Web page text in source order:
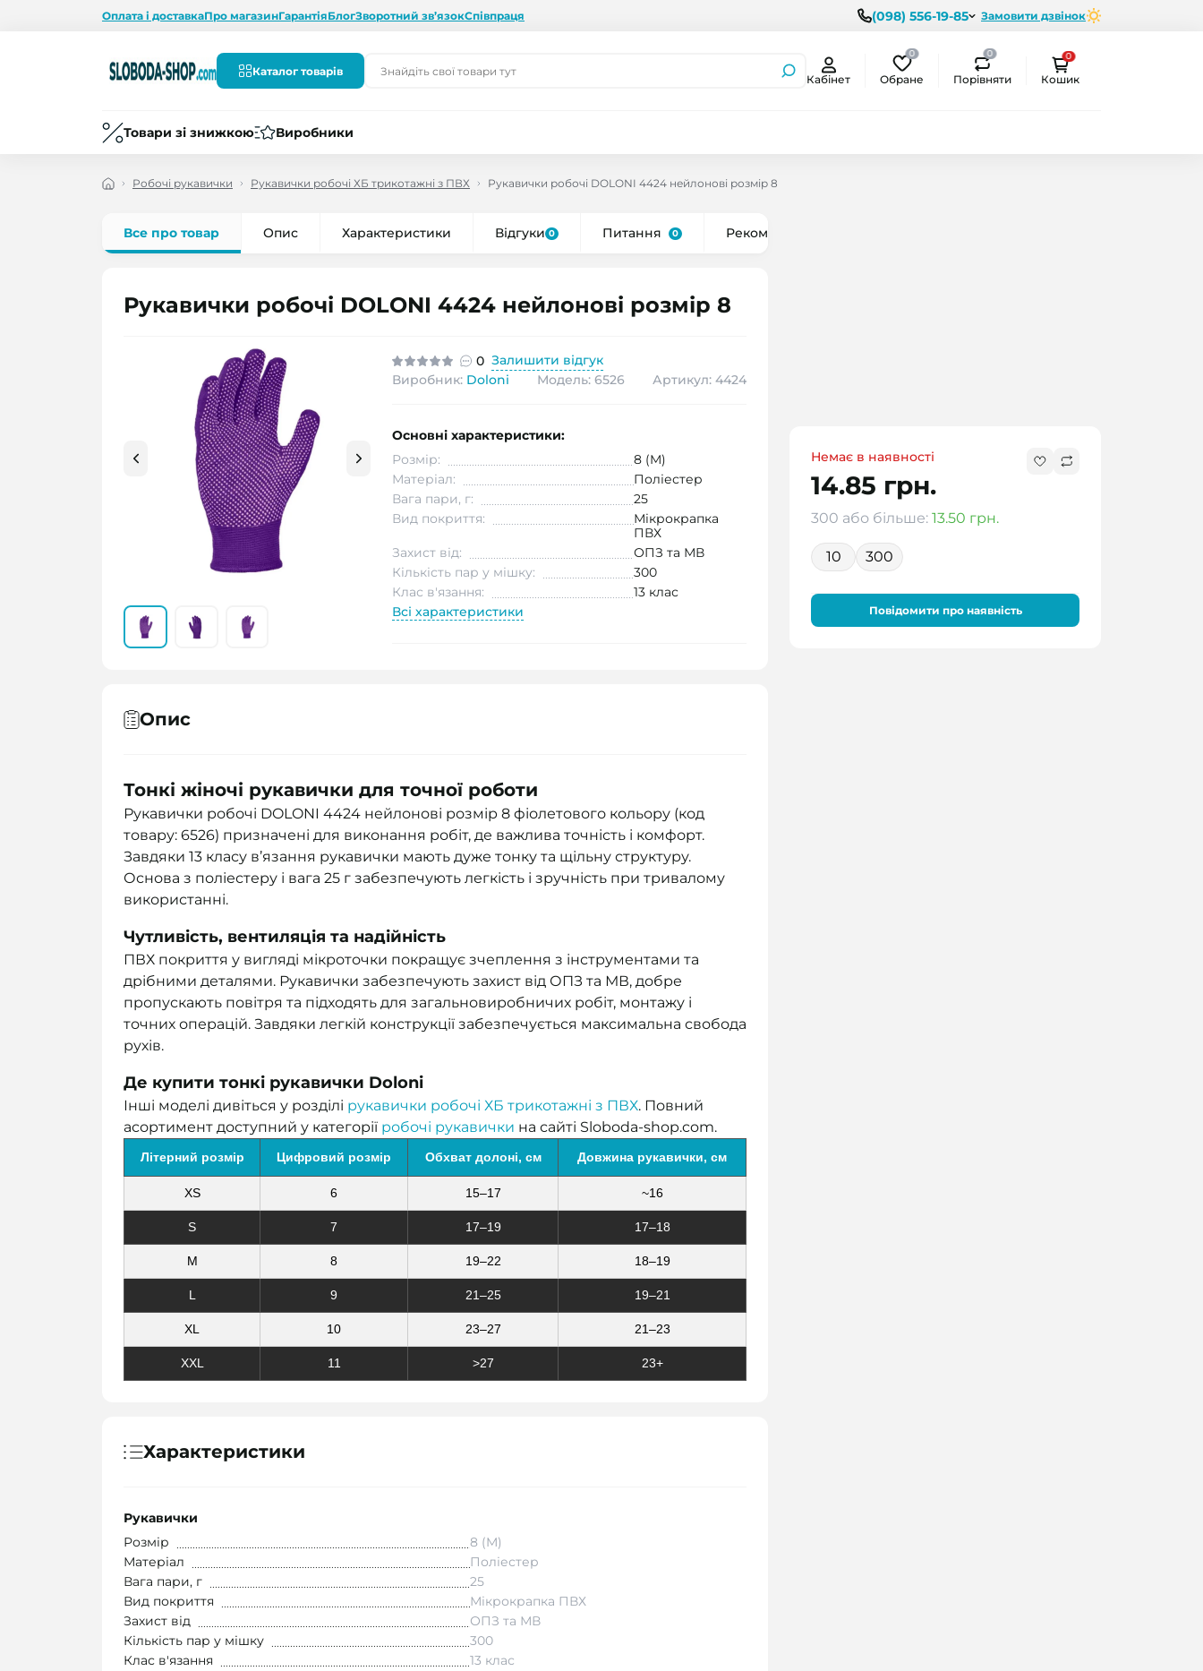
Оплата і доставкаПро магазинГарантіяБлогЗворотний зв’язокСпівпраця (098) 556-19-85 Замовити дзвінок
Каталог товарів
Кабінет
0
Обране
0
Порівняти
0
Кошик
Товари зі знижкою Виробники
Робочі рукавички Рукавички робочі ХБ трикотажні з ПВХ Рукавички робочі DOLONI 4424 нейлонові розмір 8
Все про товар Опис Характеристики Відгуки 0 Питання 0 Рекомендуємо
Рукавички робочі DOLONI 4424 нейлонові розмір 8
0 Залишити відгук
Виробник: Doloni Модель: 6526 Артикул: 4424
Немає в наявності
14.85 грн.
300 або більше: 13.50 грн.
10 300
Повідомити про наявність
Основні характеристики:
Розмір:
8 (M)
Матеріал:
Поліестер
Вага пари, г:
25
Вид покриття:
Мікрокрапка
ПВХ
Захист від:
ОПЗ та МВ
Кількість пар у мішку:
300
Клас в'язання:
13 клас
Всі характеристики
Опис
Тонкі жіночі рукавички для точної роботи
Рукавички робочі DOLONI 4424 нейлонові розмір 8 фіолетового кольору (код
товару: 6526) призначені для виконання робіт, де важлива точність і комфорт.
Завдяки 13 класу в’язання рукавички мають дуже тонку та щільну структуру.
Основа з поліестеру і вага 25 г забезпечують легкість і зручність при тривалому
використанні.
Чутливість, вентиляція та надійність
ПВХ покриття у вигляді мікроточки покращує зчеплення з інструментами та
дрібними деталями. Рукавички забезпечують захист від ОПЗ та МВ, добре
пропускають повітря та підходять для загальновиробничих робіт, монтажу і
точних операцій. Завдяки легкій конструкції забезпечується максимальна свобода
рухів.
Де купити тонкі рукавички Doloni
Інші моделі дивіться у розділі рукавички робочі ХБ трикотажні з ПВХ. Повний
асортимент доступний у категорії робочі рукавички на сайті Sloboda-shop.com.
Літерний розмір Цифровий розмір Обхват долоні, см Довжина рукавички, см
XS 6 15–17 ~16
S 7 17–19 17–18
M 8 19–22 18–19
L 9 21–25 19–21
XL 10 23–27 21–23
XXL 11 >27 23+
Характеристики
Рукавички
Розмір
8 (M)
Матеріал
Поліестер
Вага пари, г
25
Вид покриття
Мікрокрапка ПВХ
Захист від
ОПЗ та МВ
Кількість пар у мішку
300
Клас в'язання
13 клас